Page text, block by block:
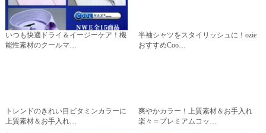
いつも快適ドライ＆イージーケア！機
能性素材のクールマ…
半袖シャツをスタイリッシュに！ozie
おすすめCoo…
トレンドのきれい目ビタミンカラーに
上質素材＆お手入れ…
爽やかカラー！上質素材＆お手入れ
楽々＝プレミアムコッ…